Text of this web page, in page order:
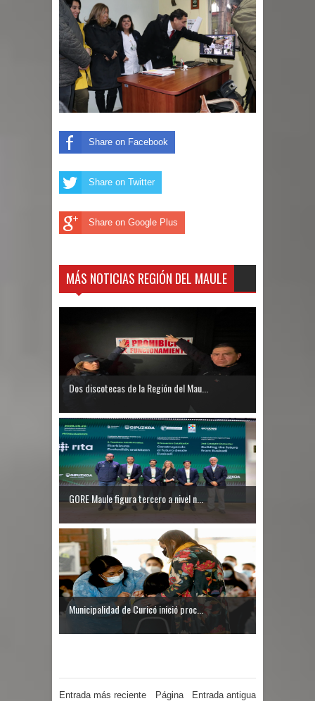
Share on Facebook
Share on Twitter
Share on Google Plus
MÁS NOTICIAS REGIÓN DEL MAULE
Dos discotecas de la Región del Mau...
GORE Maule figura tercero a nivel n...
Municipalidad de Curicó inició proc...
Entrada más reciente Entrada antigua
Página